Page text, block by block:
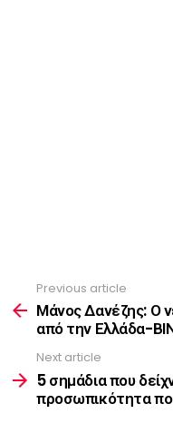
more
Previous article
Μάνος Δανέζης: Ο
από την Ελλάδα-
Next article
5 σημάδια που
προσωπικότητα